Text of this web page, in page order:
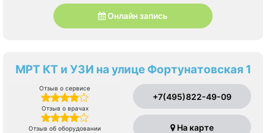
Онлайн запись
МРТ КТ и УЗИ на улице Фортунатовская 1
Отзыв о сервисе
Отзыв о врачах
Отзыв об оборудовании
+7(495)822-49-09
На карте